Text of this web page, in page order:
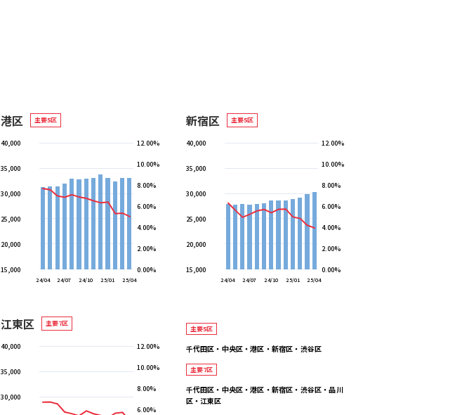
港区 主要5区
15,000
20,000
25,000
30,000
35,000
40,000
0.00%
2.00%
4.00%
6.00%
8.00%
10.00%
12.00%
24/04 24/07 24/10 25/01 25/04
新宿区 主要5区
15,000
20,000
25,000
30,000
35,000
40,000
0.00%
2.00%
4.00%
6.00%
8.00%
10.00%
12.00%
24/04 24/07 24/10 25/01 25/04
江東区 主要7区
30,000
35,000
40,000
6.00%
8.00%
10.00%
12.00%
主要5区
千代田区・中央区・港区・新宿区・渋谷区
主要7区
千代田区・中央区・港区・新宿区・渋谷区・品川
区・江東区